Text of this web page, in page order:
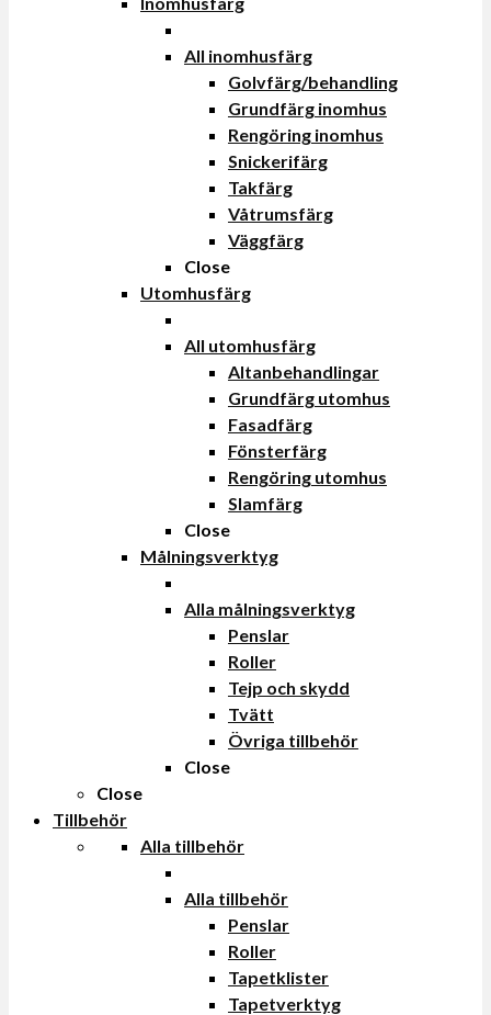
All inomhusfärg
Golvfärg/behandling
Grundfärg inomhus
Rengöring inomhus
Snickerifärg
Takfärg
Våtrumsfärg
Väggfärg
Close
Utomhusfärg
All utomhusfärg
Altanbehandlingar
Grundfärg utomhus
Fasadfärg
Fönsterfärg
Rengöring utomhus
Slamfärg
Close
Målningsverktyg
Alla målningsverktyg
Penslar
Roller
Tejp och skydd
Tvätt
Övriga tillbehör
Close
Close
Tillbehör
Alla tillbehör
Alla tillbehör
Penslar
Roller
Tapetklister
Tapetverktyg